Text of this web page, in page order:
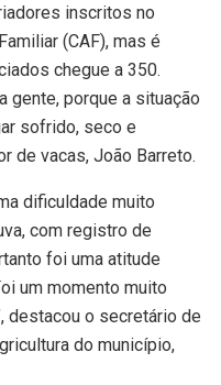
inscritos no
(CAF), mas é
chegue a 350.
gente, porque a situação
sofrido, seco e
de vacas, João Barreto.
dificuldade muito
com registro de
foi uma atitude
um momento muito
destacou o secretário de
do município,